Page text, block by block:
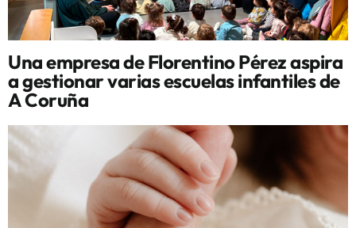
Una empresa de Florentino Pérez aspira
a gestionar varias escuelas infantiles de
A Coruña